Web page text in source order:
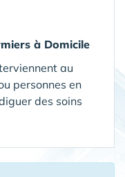
à Domicile
au
personnes en
des soins